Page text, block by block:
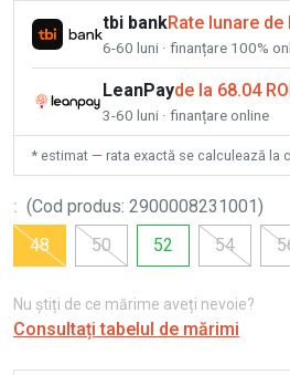
tbi bankRate lunare de
6-60 luni · finanțare 100%
LeanPayde la 68.04
3-60 luni · finanțare online
* estimat — rata exactă se calculează la
: (Cod produs: 2900008231001)
48
50 52 54
Nu știți de ce mărime aveți nevoie?
Consultați tabelul de mărimi